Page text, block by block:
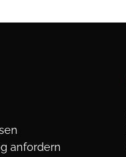
anfordern